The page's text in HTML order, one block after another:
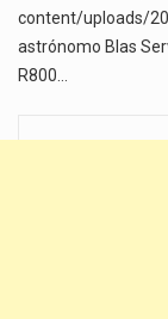
content/uploads/
astrónomo Blas
R800…